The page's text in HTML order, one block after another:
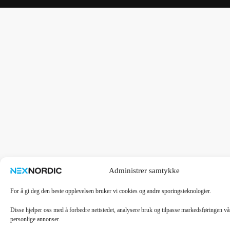
Administrer samtykke
For å gi deg den beste opplevelsen bruker vi cookies og andre sporingsteknologier.
Disse hjelper oss med å forbedre nettstedet, analysere bruk og tilpasse markedsføringen
personlige annonser.